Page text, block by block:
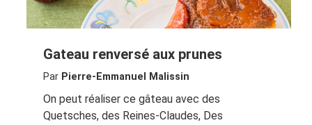
Gateau renversé aux prunes
Par Pierre-Emmanuel Malissin
On peut réaliser ce gâteau avec des
Quetsches, des Reines-Claudes, Des